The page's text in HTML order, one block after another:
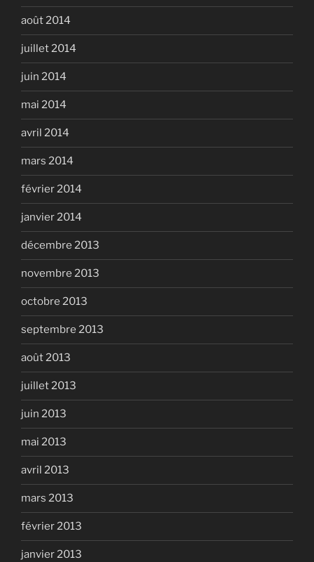
août 2014
juillet 2014
juin 2014
mai 2014
avril 2014
mars 2014
février 2014
janvier 2014
décembre 2013
novembre 2013
octobre 2013
septembre 2013
août 2013
juillet 2013
juin 2013
mai 2013
avril 2013
mars 2013
février 2013
janvier 2013